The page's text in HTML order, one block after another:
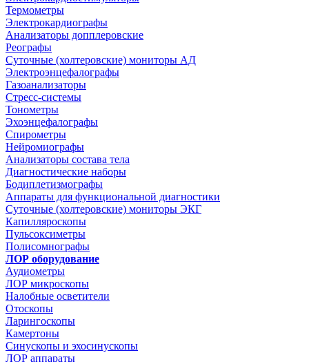
Термометры
Электрокардиографы
Анализаторы допплеровские
Реографы
Суточные (холтеровские) мониторы АД
Электроэнцефалографы
Газоанализаторы
Стресс-системы
Тонометры
Эхоэнцефалографы
Спирометры
Нейромиографы
Анализаторы состава тела
Диагностические наборы
Бодиплетизмографы
Аппараты для функциональной диагностики
Суточные (холтеровские) мониторы ЭКГ
Капилляроскопы
Пульсоксиметры
Полисомнографы
ЛОР оборудование
Аудиометры
ЛОР микроскопы
Налобные осветители
Отоскопы
Ларингоскопы
Камертоны
Синускопы и эхосинускопы
ЛОР аппараты